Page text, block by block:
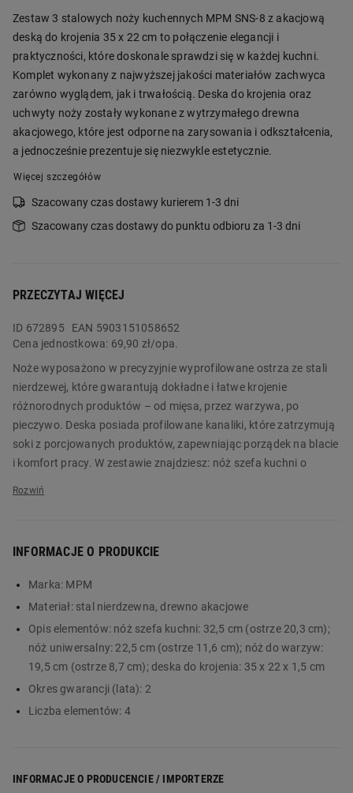
Zestaw 3 stalowych noży kuchennych MPM SNS-8 z akacjową
deską do krojenia 35 x 22 cm to połączenie elegancji i
praktyczności, które doskonale sprawdzi się w każdej kuchni.
Komplet wykonany z najwyższej jakości materiałów zachwyca
zarówno wyglądem, jak i trwałością. Deska do krojenia oraz
uchwyty noży zostały wykonane z wytrzymałego drewna
akacjowego, które jest odporne na zarysowania i odkształcenia,
a jednocześnie prezentuje się niezwykle estetycznie.
Więcej szczegółów
Szacowany czas dostawy kurierem 1-3 dni
Szacowany czas dostawy do punktu odbioru za 1-3 dni
PRZECZYTAJ WIĘCEJ
ID 672895
EAN 5903151058652
Cena jednostkowa: 69,90 zł/opa.
Noże wyposażono w precyzyjnie wyprofilowane ostrza ze stali
nierdzewej, które gwarantują dokładne i łatwe krojenie
różnorodnych produktów – od mięsa, przez warzywa, po
pieczywo. Deska posiada profilowane kanaliki, które zatrzymują
soki z porcjowanych produktów, zapewniając porządek na blacie
i komfort pracy. W zestawie znajdziesz: nóż szefa kuchni o
Zestaw 3 stalowych noży kuchennych MPM SNS-8 z akacjową
które ułatwi Ci codzienne przygotowywanie potraw. Dzięki
ergonomicznym uchwytom z drewna akacjowego i ostrym
ostrzom ze stali nierdzewnej praca w kuchni stanie się
prawdziwą przyjemnością, a profilowane kanaliki na desce
zapewnią porządek i komfort podczas krojenia. Zamów produkt
już dziś w Biedronka Home!
Główne cechy:
nóż uniwersalny: 22,5 cm (ostrze 11,6 cm)
INFORMACJE O PRODUKCIE
Marka: MPM
Materiał: stal nierdzewna, drewno akacjowe
Opis elementów: nóż szefa kuchni: 32,5 cm (ostrze 20,3 cm);
nóż uniwersalny: 22,5 cm (ostrze 11,6 cm); nóż do warzyw:
19,5 cm (ostrze 8,7 cm); deska do krojenia: 35 x 22 x 1,5 cm
Okres gwarancji (lata): 2
Liczba elementów: 4
INFORMACJE O PRODUCENCIE / IMPORTERZE